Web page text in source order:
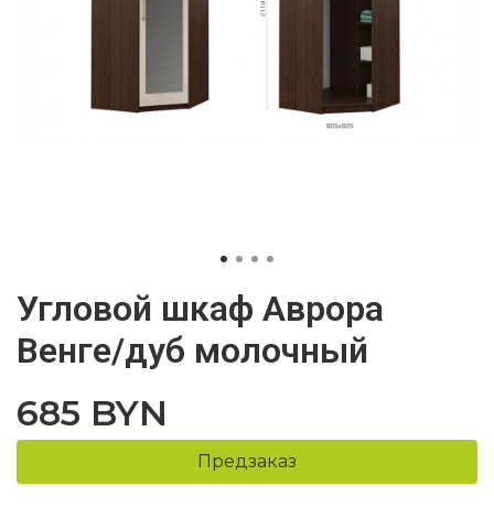
Угловой шкаф Аврора
Венге/дуб молочный
685 BYN
Предзаказ